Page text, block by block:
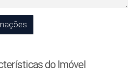
do Imóvel